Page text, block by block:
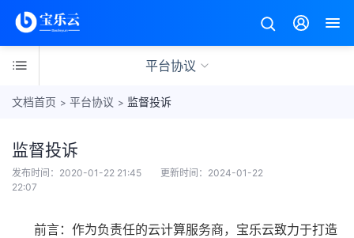
平台协议
心
手
文档首页 > 平台协议 > 监督投诉
监督投诉
发布时间： 2020-01-22 21:45 更新时间： 2024-01-22
22:07
前言：作为负责任的云计算服务商，宝乐云致力于打造